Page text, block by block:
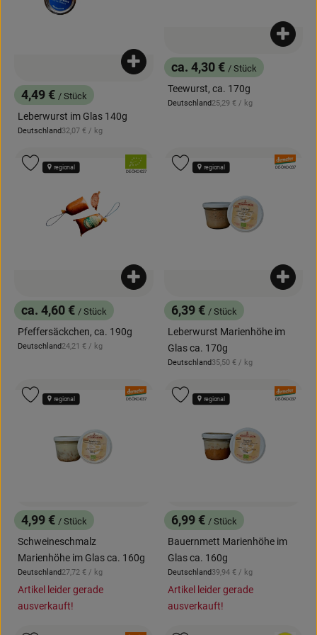
, Preis:
4,49 € / Stück
Leberwurst im Glas 140g
, Herkunft:
Deutschland, Referenzpreis:
32,07 € / kg
Produkt zum Warenkorb hinzufügen
, Preis:
ca. 4,30 € / Stück
Teewurst, ca. 170g
, Herkunft:
Deutschland, Referenzpreis:
25,29 € / kg
, Preis:
ca. 4,60 € / Stück
Pfeffersäckchen, ca. 190g
, Herkunft:
Deutschland, Referenzpreis:
24,21 € / kg
Produkt zum Warenkorb hinzufügen
, Verband:
, Kontrollstelle:
DE-ÖKO-037
regional
Produkt zu Favouriten hinzufügen
, Preis:
6,39 € / Stück
Leberwurst Marienhöhe im
Glas ca. 170g
, Herkunft:
Deutschland, Referenzpreis:
35,50 € / kg
, Verband:
, Kontrollstelle:
DE-ÖKO-037
regional
Produkt zu Favouriten hinzufügen
, Preis:
4,99 € / Stück
Schweineschmalz
Marienhöhe im Glas ca. 160g
, Herkunft:
Deutschland, Referenzpreis:
27,72 € / kg
Artikel leider gerade
ausverkauft!
, Verband:
, Kontrollstelle:
DE-ÖKO-037
regional
Produkt zu Favouriten hinzufügen
, Preis:
6,99 € / Stück
Bauernmett Marienhöhe im
Glas ca. 160g
, Herkunft:
Deutschland, Referenzpreis:
39,94 € / kg
Artikel leider gerade
ausverkauft!
, Verband:
, Kontrollstelle:
DE-ÖKO-037
regional
Produkt zu Favouriten hinzufügen